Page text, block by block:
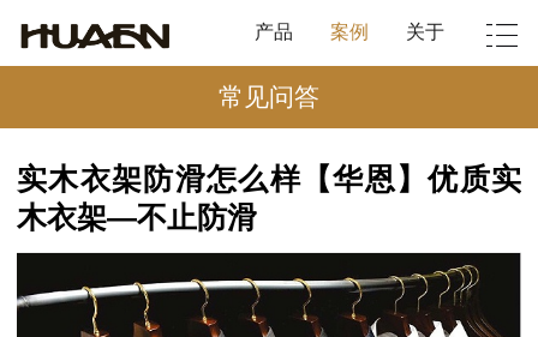
产品 案例 关于
常见问答
实木衣架防滑怎么样【华恩】优质实
木衣架—不止防滑